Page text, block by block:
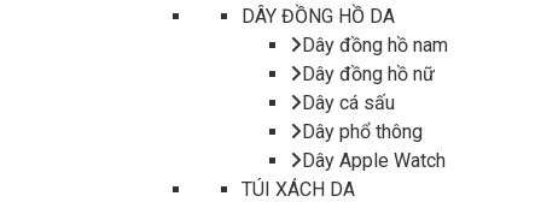
DÂY ĐỒNG HỒ DA
Dây đồng hồ nam
Dây đồng hồ nữ
Dây cá sấu
Dây phổ thông
Dây Apple Watch
TÚI XÁCH DA